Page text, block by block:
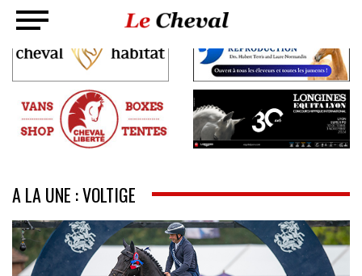
A LA UNE : VOLTIGE